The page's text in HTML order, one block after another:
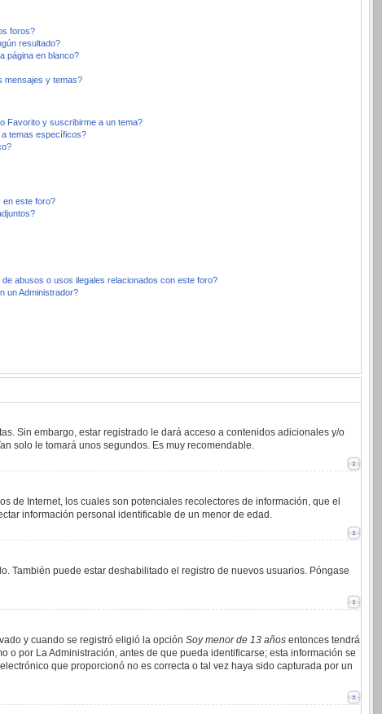
foros?
resultado?
página en blanco?
mensajes y temas?
Favorito y suscribirme a un tema?
temas específicos?
en este foro?
abusos o usos ilegales relacionados con este foro?
un Administrador?
Sin embargo, estar registrado le dará acceso a contenidos adicionales y/o
solo le tomará unos segundos. Es muy recomendable.
de Internet, los cuales son potenciales recolectores de información, que el
información personal identificable de un menor de edad.
También puede estar deshabilitado el registro de nuevos usuarios. Póngase
y cuando se registró eligió la opción Soy menor de 13 años entonces tendrá
por La Administración, antes de que pueda identificarse; esta información se
que proporcionó no es correcta o tal vez haya sido capturada por un